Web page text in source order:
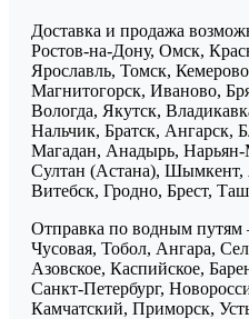
Доставка и продажа
Ростов-на-Дону, Омск,
Ярославль, Томск,
Магнитогорск, Иваново,
Вологда, Якутск,
Нальчик, Братск, Ангарск,
Магадан, Анадырь,
Султан (Астана), Шымкент,
Витебск, Гродно, Брест,
Отправка по водным
Чусовая, Тобол, Ангара,
Азовское, Каспийское,
Санкт-Петербург,
Камчатский, Приморск,